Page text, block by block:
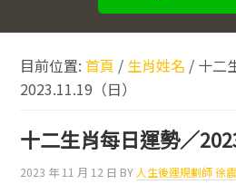
規
師
徐
震
諒
目前位置:首頁 / 生肖姓名 / 十二
2023.11.19（日）
十二生肖每日運勢／
2023 年 11 月 12 日 BY 人生後運規劃師 徐